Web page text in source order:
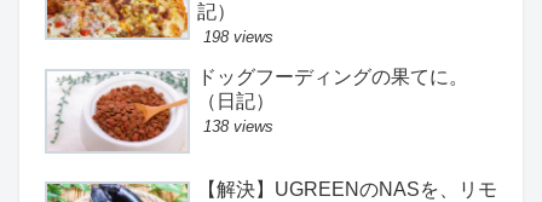
記）
198 views
ドッグフーディングの果てに。
（日記）
138 views
【解決】UGREENのNASを、リモ